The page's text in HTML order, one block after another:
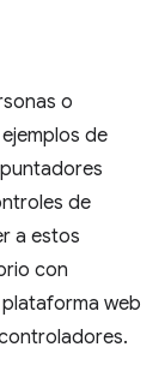
o
de
de
a estos
con
web